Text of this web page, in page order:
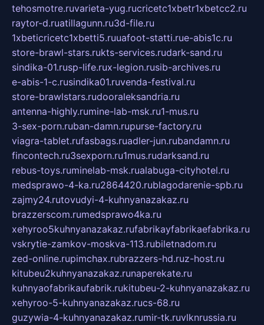
tehosmotre.ruvarieta-yug.rucricetc1xbetr1xbetcc2.ru
raytor-d.ruatillagunn.ru3d-file.ru
1xbeticricetc1xbetti5.ruuafoot-statti.rue-abis1c.ru
store-brawl-stars.rukts-services.rudark-sand.ru
sindika-01.rusp-life.rux-legion.rusib-archives.ru
e-abis-1-c.rusindika01.ruvenda-festival.ru
store-brawlstars.rudooraleksandria.ru
antenna-highly.rumine-lab-msk.ru1-mus.ru
3-sex-porn.ruban-damn.rupurse-factory.ru
viagra-tablet.rufasbags.ruadler-jun.rubandamn.ru
fincontech.ru3sexporn.ru1mus.rudarksand.ru
rebus-toys.ruminelab-msk.rualabuga-cityhotel.ru
medsprawo-4-ka.ru2864420.rublagodarenie-spb.ru
zajmy24.rutovudyi-4-kuhnyanazakaz.ru
brazzerscom.rumedsprawo4ka.ru
xehyroo5kuhnyanazakaz.rufabrikayfabrikaefabrika.ru
vskrytie-zamkov-moskva-113.rubiletnadom.ru
zed-online.rupimchax.rubrazzers-hd.ruz-host.ru
kitubeu2kuhnyanazakaz.runaperekate.ru
kuhnyaofabrikaufabrik.rukitubeu-2-kuhnyanazakaz.ru
xehyroo-5-kuhnyanazakaz.rucs-68.ru
guzywia-4-kuhnyanazakaz.rumir-tk.ruvlknrussia.ru